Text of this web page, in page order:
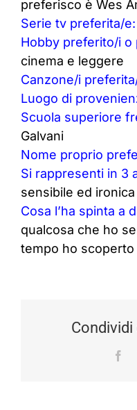
preferisco è Wes
Serie tv preferita/e:
Hobby preferito/i o
cinema e leggere
Canzone/i
Luogo di
Scuola superiore
Galvani
Nome proprio
Si rappresenti in 3
sensibile ed ironica
Cosa l’ha spinta a
qualcosa che ho
tempo ho